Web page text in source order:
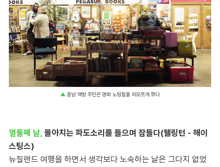
▲ 훈남 책방 주인은 영화 노팅힐을 떠오르게 했다
열둘째 날, 몰아치는 파도소리를 들으며 잠들다(웰링턴 - 해이
스팅스)
뉴질랜드 여행을 하면서 생각보다 노숙하는 날은 그다지 없었